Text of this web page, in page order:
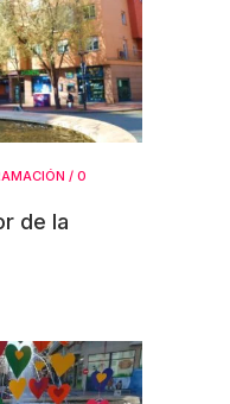
/ 0
de la